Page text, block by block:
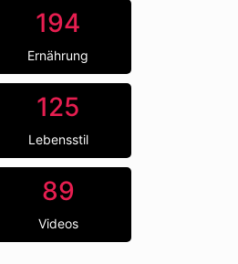
194
Ernährung
125
Lebensstil
89
Videos